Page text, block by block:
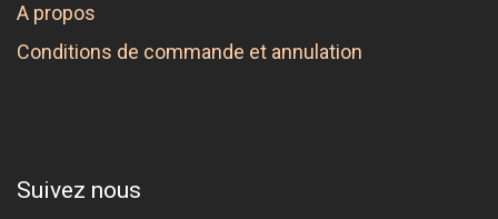
A propos
Conditions de commande et annulation
Suivez nous